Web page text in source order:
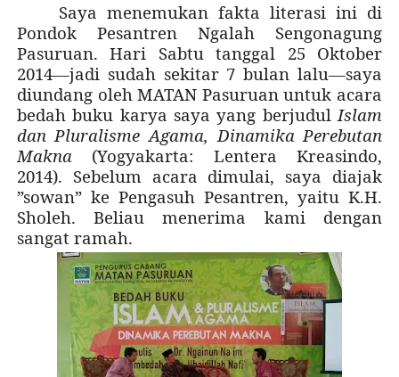
Saya menemukan fakta literasi ini di
Pondok Pesantren Ngalah Sengonagung
Pasuruan. Hari Sabtu tanggal 25 Oktober
2014—jadi sudah sekitar 7 bulan lalu—saya
diundang oleh MATAN Pasuruan untuk acara
bedah buku karya saya yang berjudulIslam
dan Pluralisme Agama, Dinamika Perebutan
Makna (Yogyakarta: Lentera Kreasindo,
2014). Sebelum acara dimulai, saya diajak
”sowan” ke Pengasuh Pesantren, yaitu K.H.
Sholeh. Beliau menerima kami dengan
sangat ramah.